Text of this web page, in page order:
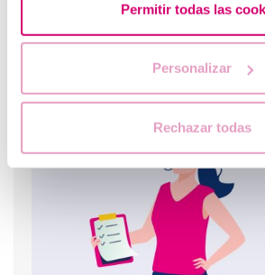
Permitir todas las
Personalizar
Rechazar todas
Doutes sur les dons d'ovules avant